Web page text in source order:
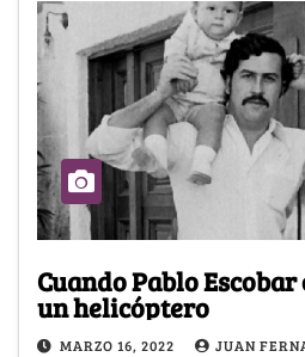
Cuando Pablo
un helicóptero
MARZO 16, 2022 JUAN